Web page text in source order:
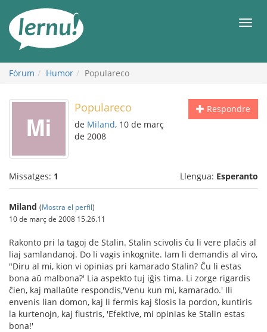
contingut
Fòrum Humor Populareco
Respondre
Populareco
de Miland, 10 de març
de 2008
Missatges: 1 Llengua: Esperanto
Miland (Mostra el perfil)
10 de març de 2008 15.26.11
Rakonto pri la tagoj de Stalin. Stalin scivolis ĉu li vere plaĉis al
liaj samlandanoj. Do li vagis inkognite. Iam li demandis al viro,
"Diru al mi, kion vi opinias pri kamarado Stalin? Ĉu li estas
bona aŭ malbona?' Lia aspekto tuj iĝis tima. Li zorge rigardis
ĉien, kaj mallaŭte respondis,'Venu kun mi, kamarado.' Ili
envenis lian domon, kaj li fermis kaj ŝlosis la pordon, kuntiris
la kurtenojn, kaj flustris, 'Efektive, mi opinias ke Stalin estas
bona!'